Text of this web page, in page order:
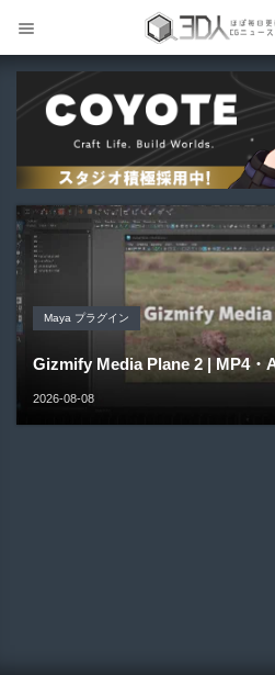
Blender アドオン
Buldozer | Blender向けリトポロ
ン！
2026-08-09
Maya プラグイン
Gizmify Media Plane 2 | MP4・
2026-08-08
Unreal Engine アセット
Material Parameter Manager |
2026-08-07
Unreal Engine アセット
Pipe It | 直感的にパイプ形状を
5...
2026-08-05
Unreal Engine アセット
Directive Utilities | ブループリン
ス...
2026-08-03